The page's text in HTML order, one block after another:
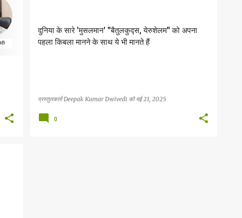
दुनिया के सारे 'मुसलमान' "बैतुलकुद्स, येरुशेलम" को अपना
पहला किबला मानने के साथ ये भी मानते हैं
प्रस्तुतकर्ताDeepak Kumar Dwivedi कोमई 21, 2025
0